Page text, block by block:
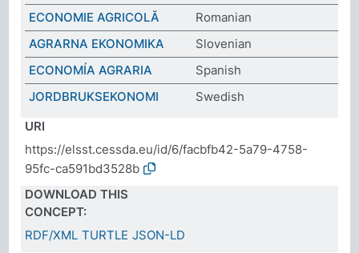
ECONOMIE AGRICOLĂ
Romanian
AGRARNA EKONOMIKA
Slovenian
ECONOMÍA AGRARIA
Spanish
JORDBRUKSEKONOMI
Swedish
URI
https://elsst.cessda.eu/id/6/facbfb42-5a79-4758-
95fc-ca591bd3528b
DOWNLOAD THIS
CONCEPT:
RDF/XML TURTLE JSON-LD